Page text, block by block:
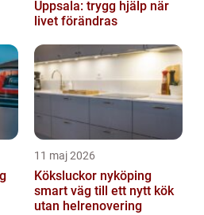
Uppsala: trygg hjälp när
livet förändras
11 maj 2026
Köksluckor nyköping
smart väg till ett nytt kök
utan helrenovering